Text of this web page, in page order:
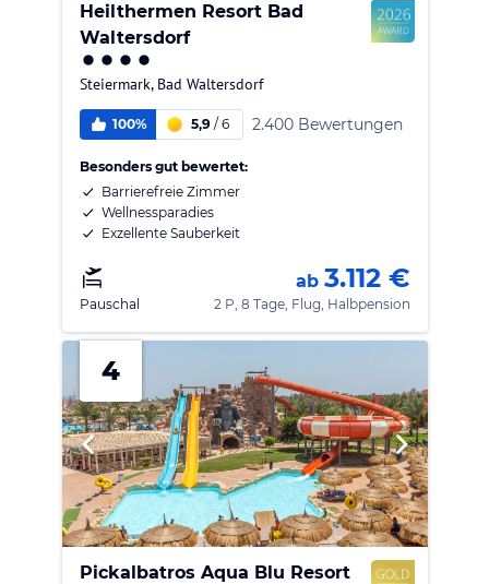
Heilthermen Resort Bad
Waltersdorf
Steiermark, Bad Waltersdorf
100% 5,9/ 6 2.400 Bewertungen
Besonders gut bewertet:
Barrierefreie Zimmer
Wellnessparadies
Exzellente Sauberkeit
Pauschal
ab 3.112 €
2 P, 8 Tage, Flug, Halbpension
4
Pickalbatros Aqua Blu Resort